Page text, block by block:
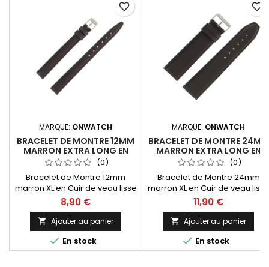
MARQUE: ONWATCH
BRACELET DE MONTRE 12MM
MARRON EXTRA LONG EN
CUIR FABRICATION
ARTISANALE
(0)
Bracelet de Montre 12mm
marron XL en Cuir de veau lisse
pleine fleur "Valencia".
Dimensions : Brin long 125mm x
Brin court 90mm (Hors boucle)
épaisseur +/-3.50mm. Idéal
pour le remplacement ou
l'équipement de votre montre.
8,90 €
 Ajouter au panier
 En stock
favorite_border
MARQUE: ONWATCH
BRACELET DE MONTRE 24MM
MARRON EXTRA LONG EN
CUIR FABRICATION
ARTISANALE
(0)
Bracelet de Montre 24mm
marron XL en Cuir de veau lisse
pleine fleur "Valencia".
Dimensions : Brin long 125mm x
Brin court 90mm (Hors boucle)
épaisseur +/-3.50mm. Idéal
pour le remplacement ou
l'équipement de votre montre.
11,90 €
 Ajouter au panier
 En stock
favorite_border